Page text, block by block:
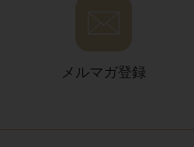
メルマガ登録